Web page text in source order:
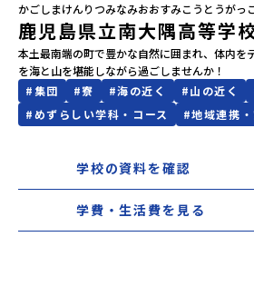
かごしまけんりつみなみおおすみこうとうがっ
鹿児島県立南大隅高等学
本土最南端の町で豊かな自然に囲まれ、体内を
を海と山を堪能しながら過ごしませんか！
#集団 #寮 #海の近く #山の近く
#めずらしい学科・コース #地域連携
学校の資料を確認
学費・生活費を見る